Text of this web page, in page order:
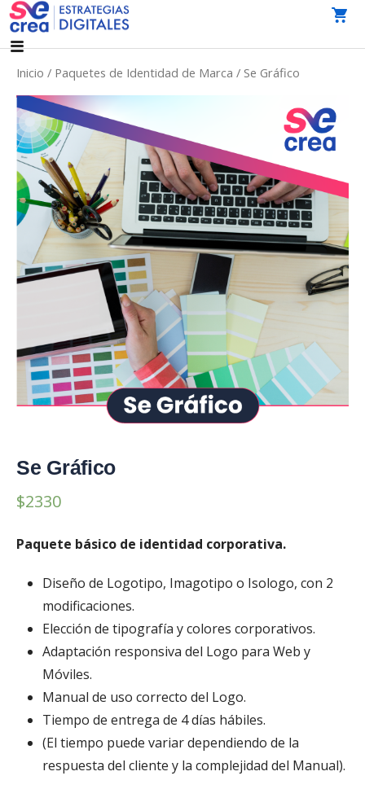
Saltar
contenido
SeCrea Estrategias Digitales | Agencia de Marketing
AGENCIA DE MARKETING DIGITAL CDMX
Inicio / Paquetes de Identidad de Marca / Se Gráfico
Se Gráfico
$2330
Paquete básico de identidad corporativa.
Diseño de Logotipo, Imagotipo o Isologo, con 2
modificaciones.
Elección de tipografía y colores corporativos.
Adaptación responsiva del Logo para Web y
Móviles.
Manual de uso correcto del Logo.
Tiempo de entrega de 4 días hábiles.
(El tiempo puede variar dependiendo de la
respuesta del cliente y la complejidad del Manual).